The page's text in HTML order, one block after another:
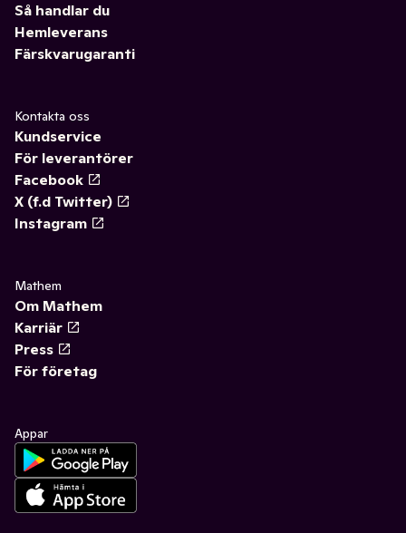
Så handlar du
Hemleverans
Färskvarugaranti
Kontakta oss
Kundservice
För leverantörer
Facebook
X (f.d Twitter)
Instagram
Mathem
Om Mathem
Karriär
Press
För företag
Appar